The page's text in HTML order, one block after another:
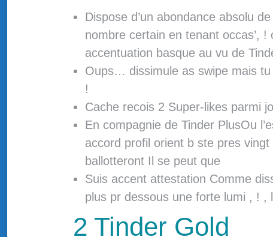
Dispose d’un abondance absolu
nombre certain en tenant occas’,
accentuation basque au vu de
Oups… dissimule as swipe mais tu
!
Cache recois 2 Super-likes parmi
En compagnie de Tinder PlusOu
accord profil orient b ste pres
ballotteront Il se peut que
Suis accent attestation Comme
plus pr dessous une forte lumi , ! ,
2 Tinder Gold